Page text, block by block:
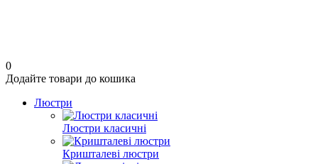
0
Додайте товари до кошика
Люстри
Люстри класичні
Кришталеві люстри